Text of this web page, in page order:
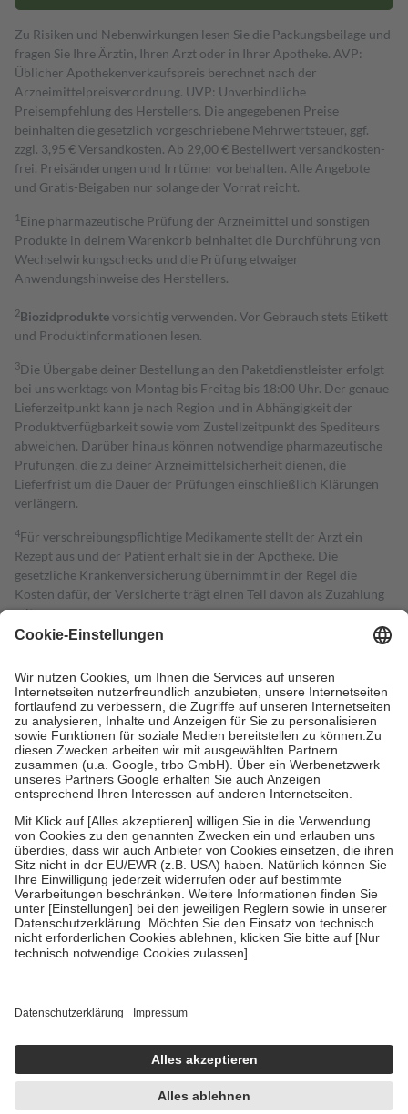
Zu Risiken und Nebenwirkungen lesen Sie die Packungsbeilage und
fragen Sie Ihre Ärztin, Ihren Arzt oder in Ihrer Apotheke. AVP:
Üblicher Apothekenverkaufspreis berechnet nach der
Arzneimittelpreisverordnung. UVP: Unverbindliche
Preisempfehlung des Herstellers. Die angegebenen Preise
beinhalten die gesetzlich vorgeschriebene Mehrwertsteuer, ggf.
zzgl. 3,95 € Versandkosten. Ab 29,00 € Bestell­wert versand­kosten­
frei. Preisänderungen und Irrtümer vorbehalten. Alle Angebote
und Gratis-Beigaben nur solange der Vorrat reicht.
1 Eine pharmazeutische Prüfung der Arzneimittel und sonstigen
Produkte in deinem Warenkorb beinhaltet die Durchführung von
Wechselwirkungschecks und die Prüfung etwaiger
Anwendungshinweise des Herstellers.
2Biozidproduktevorsichtig verwenden. Vor Gebrauch stets Etikett
und Produktinformationen lesen.
3Die Übergabe deiner Bestellung an den Paketdienstleister erfolgt
bei uns werktags von Montag bis Freitag bis 18:00 Uhr. Der genaue
Lieferzeitpunkt kann je nach Region und in Abhängigkeit der
Produktverfügbarkeit sowie vom Zustellzeitpunkt des Spediteurs
abweichen. Darüber hinaus können notwendige pharmazeutische
Prüfungen, die zu deiner Arzneimittelsicherheit dienen, die
Lieferfrist um die Dauer der Prüfungen einschließlich Klärungen
verlängern.
4Für verschreibungspflichtige Medikamente stellt der Arzt ein
Rezept aus und der Patient erhält sie in der Apotheke. Die
gesetzliche Krankenversicherung übernimmt in der Regel die
Kosten dafür, der Versicherte trägt einen Teil davon als Zuzahlung
mit.
Grundsätzlich leisten Mitglieder Zuzahlungen in Höhe von zehn
höchstens zehn Euro.
Es sind jedoch nie mehr als die tatsächlichen
Kosten der Leistung zu entrichten.
Diese Regeln gelten grundsätzlich auch für Online-Apotheken.
Bei Heilmitteln und häuslicher Krankenpflege beträgt die
Zuzahlung zehn Prozent der Kosten sowie zehn Euro je
Verordnung.
Um das Engagement der Versicherten für ihre eigene Gesundheit zu
stärken und die besondere Stellung der Familie zu unterstützen,
fallenkeine Zuzahlungenan bei:
• Kindern und Jugendlichen bis zum vollendeten 18. Lebensjahr
mit Ausnahme der Fahrkosten
• Untersuchungen zur Vorsorge und Früherkennung, die von der
GKV getragen werden
• empfohlenen Schutzimpfungen
• Harn- und Blutteststreifen
getroffen, um sicherzustellen, dass es sich um echte Bewertungen
https://help.etrusted.com/hc/de/articles/4419944605341
Einige Bilder und Inhalte wurden unter Zuhilfenahme künstlicher